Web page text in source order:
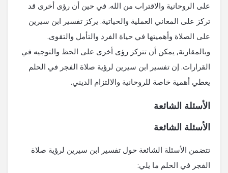
على الروحانية والاقتراب من الله. في حين أن رؤى أخرى قد
تركز على المعاني العملية والحياتية. يركز تفسير ابن سيرين
على الصلاة وأهميتها في حياة الفرد والتأمل والتقوى.
وبالمقارنة, يمكن أن تتركز رؤى أخرى على الحظ والتوجيه في
القرارات. إن تفسير ابن سيرين لرؤية صلاة الفجر في الحلم
يعطي أهمية خاصة للروحانية والالتزام الديني.
الأسئلة الشائعة
الأسئلة الشائعة
تتضمن الأسئلة الشائعة حول تفسير ابن سيرين لرؤية صلاة
الفجر في الحلم ما يلي: